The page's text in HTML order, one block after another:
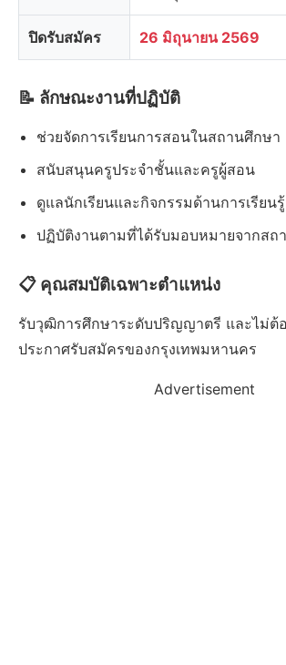
ปิดรับสมัคร 26 มิถุนายน 2569
📝 ลักษณะงานที่ปฏิบัติ
ช่วยจัดการเรียนการสอนในสถานศึกษา
สนับสนุนครูประจำชั้นและครูผู้สอน
ดูแลนักเรียนและกิจกรรมด้านการเรียนรู้
ปฏิบัติงานตามที่ได้รับมอบหมายจากสถ
📋 คุณสมบัติเฉพาะตำแหน่ง
รับวุฒิการศึกษาระดับปริญญาตรี และไม่ต้
ประกาศรับสมัครของกรุงเทพมหานคร
Advertisement